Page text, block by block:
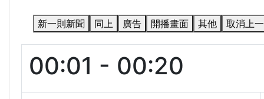
新一則新聞 同上 廣告 開播畫面 其他 取消上
00:01 - 00:20